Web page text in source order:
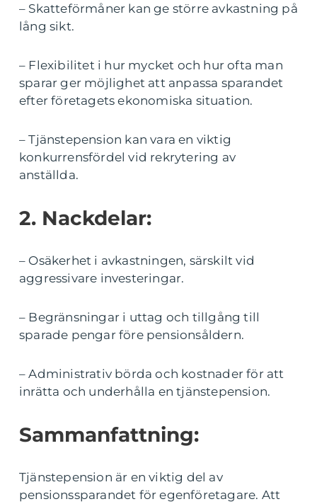
– Skatteförmåner kan ge större avkastning på
lång sikt.
– Flexibilitet i hur mycket och hur ofta man
sparar ger möjlighet att anpassa sparandet
efter företagets ekonomiska situation.
– Tjänstepension kan vara en viktig
konkurrensfördel vid rekrytering av
anställda.
2. Nackdelar:
– Osäkerhet i avkastningen, särskilt vid
aggressivare investeringar.
– Begränsningar i uttag och tillgång till
sparade pengar före pensionsåldern.
– Administrativ börda och kostnader för att
inrätta och underhålla en tjänstepension.
Sammanfattning:
Tjänstepension är en viktig del av
pensionssparandet för egenföretagare. Att